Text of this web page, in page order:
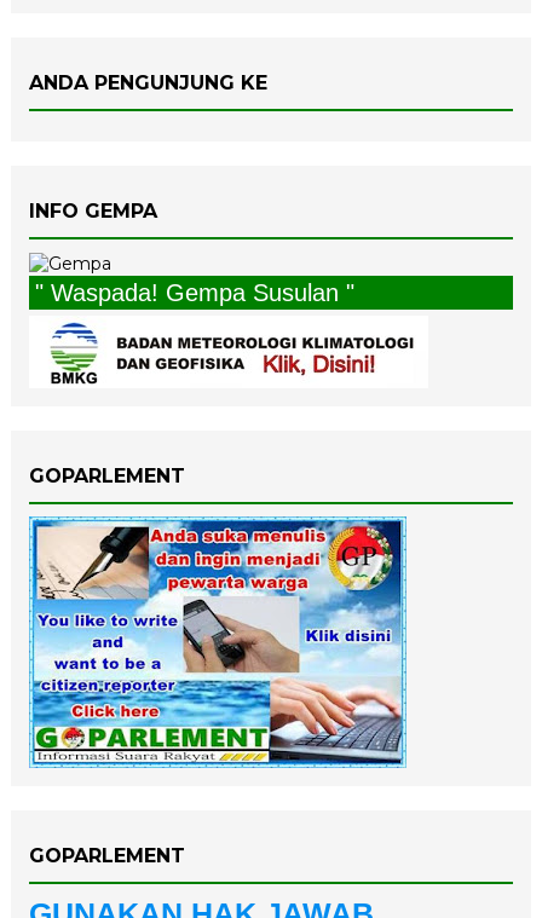
ANDA PENGUNJUNG KE
INFO GEMPA
" Waspada! Gempa Susulan "
GOPARLEMENT
GOPARLEMENT